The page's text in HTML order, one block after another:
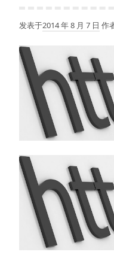
发表于2014 年 8 月 7 日 作